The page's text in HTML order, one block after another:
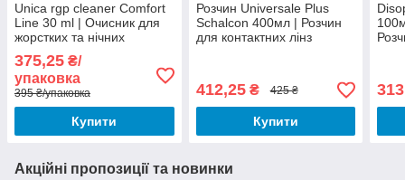
Unica rgp cleaner Comfort
Line 30 ml | Очисник для
жорстких та нічних
контактних лінз
375,25 ₴/
упаковка
395 ₴/упаковка
Купити
Розчин Universale Plus
Schalcon 400мл | Розчин
для контактних лінз
412,25₴ 425 ₴
Купити
лінз,
313
Акційні пропозиції та новинки